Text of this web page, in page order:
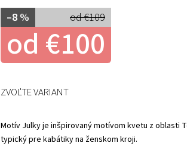
od €109
–8 %
od €100
Motív Julky je inšpirovaný motívom kvetu z oblasti
typický pre kabátiky na ženskom kroji.
ZVOĽTE VARIANT